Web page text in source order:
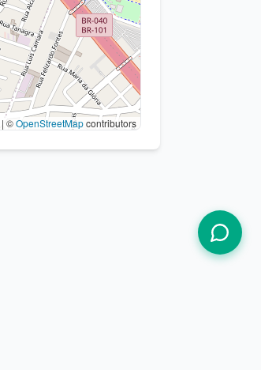
| ©OpenStreetMapcontributors